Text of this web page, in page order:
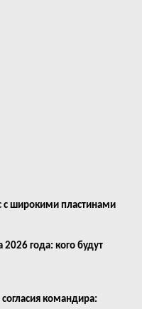
с широкими пластинами
2026 года: кого будут
командира: